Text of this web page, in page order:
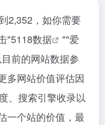
2,352，如你需要
"5118数据 ""爱
前的网站数据参
多网站价值评估因
、搜索引擎收录以
一个站的价值，最